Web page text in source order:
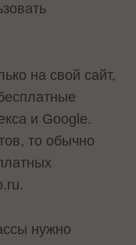
на свой сайт,
и Google.
то обычно
нужно